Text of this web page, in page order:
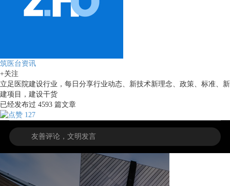
筑医台资讯
+关注
立足医院建设行业，每日分享行业动态、新技术新理念、政策、标准、新
建项目，建设干货
已经发布过 4593 篇文章
127